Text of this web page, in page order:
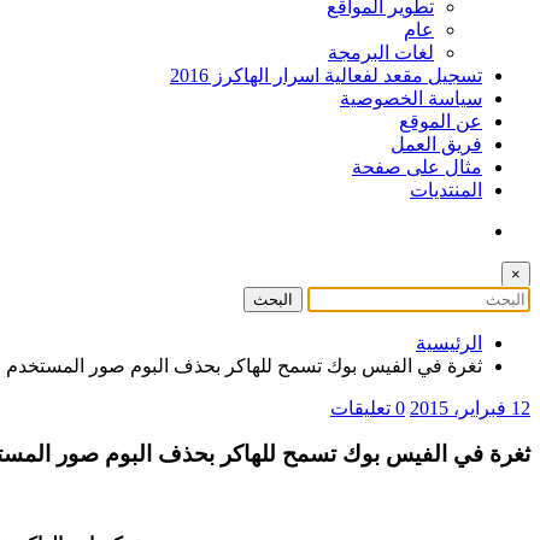
تطوير المواقع
عام
لغات البرمجة
تسجيل مقعد لفعالية اسرار الهاكرز 2016
سياسة الخصوصية
عن الموقع
فريق العمل
مثال على صفحة
المنتديات
×
الرئيسية
ثغرة في الفيس بوك تسمح للهاكر بحذف البوم صور المستخدم
12 فبراير، 2015 0 تعليقات
ثغرة في الفيس بوك تسمح للهاكر بحذف البوم صور